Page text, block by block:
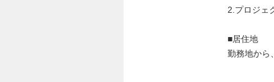
2.プロジェ
■居住地
勤務地から